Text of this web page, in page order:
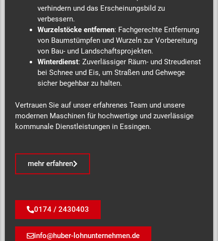
verhindern und das Erscheinungsbild zu
verbessern.
Wurzelstöcke entfernen: Fachgerechte Entfernung
von Baumstümpfen und Wurzeln zur Vorbereitung
von Bau- und Landschaftsprojekten.
Winterdienst: Zuverlässiger Räum- und Streudienst
bei Schnee und Eis, um Straßen und Gehwege
sicher begehbar zu halten.
Vertrauen Sie auf unser erfahrenes Team und unsere
modernen Maschinen für hochwertige und zuverlässige
kommunale Dienstleistungen in Essingen.
mehr erfahren
0174 / 2430403
info@huber-lohnunternehmen.de